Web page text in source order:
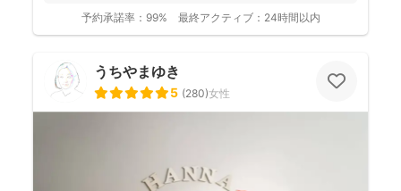
予約承諾率： 99% 最終アクティブ： 24時間以内
うちやまゆき
5 (280)女性